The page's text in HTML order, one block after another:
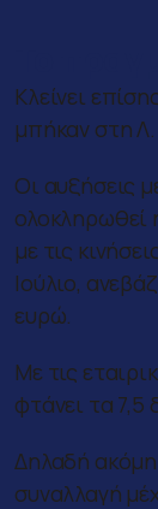
Κλείνει
μπήκαν στη
Οι αυξήσεις
ολοκληρωθεί
με τις
Ιούλιο,
ευρώ.
Με τις
φτάνει τα 7,5
Δηλαδή ακόμη
συναλλαγή